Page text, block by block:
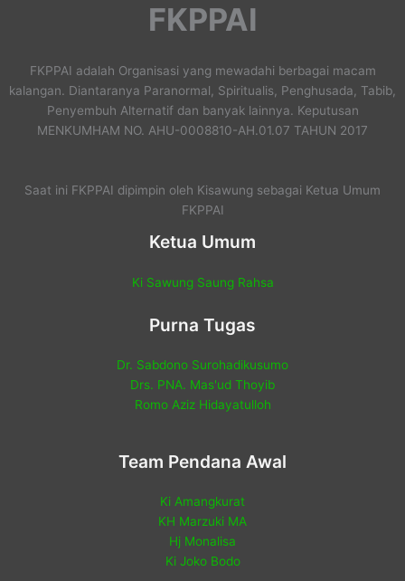
FKPPAI
FKPPAI adalah Organisasi yang mewadahi berbagai macam
kalangan. Diantaranya Paranormal, Spiritualis, Penghusada, Tabib,
Penyembuh Alternatif dan banyak lainnya. Keputusan
MENKUMHAM NO. AHU-0008810-AH.01.07 TAHUN 2017
Saat ini FKPPAI dipimpin oleh Kisawung sebagai Ketua Umum
FKPPAI
Ketua Umum
Ki Sawung Saung Rahsa
Purna Tugas
Dr. Sabdono Surohadikusumo
Drs. PNA. Mas'ud Thoyib
Romo Aziz Hidayatulloh
Team Pendana Awal
Ki Amangkurat
KH Marzuki MA
Hj Monalisa
Ki Joko Bodo